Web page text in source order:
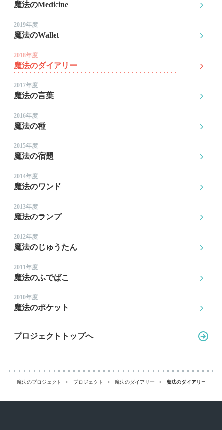
魔法のプロジェクト プロジェクト 魔法のダイアリー 魔法のダイアリー 成果
魔法のMedicine
2019年度
魔法のWallet
2018年度
魔法のダイアリー
2017年度
魔法の言葉
2016年度
魔法の種
2015年度
魔法の宿題
2014年度
魔法のワンド
2013年度
魔法のランプ
2012年度
魔法のじゅうたん
2011年度
魔法のふでばこ
2010年度
魔法のポケット
プロジェクトトップへ